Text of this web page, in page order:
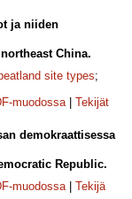
ja niiden
China.
site types;
muodossa| Tekijät
demokraattisessa
Republic.
muodossa| Tekijä